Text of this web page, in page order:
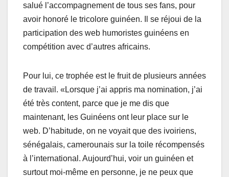
salué l’accompagnement de tous ses fans, pour
avoir honoré le tricolore guinéen. Il se réjoui de la
participation des web humoristes guinéens en
compétition avec d’autres africains.
Pour lui, ce trophée est le fruit de plusieurs années
de travail. «Lorsque j’ai appris ma nomination, j’ai
été très content, parce que je me dis que
maintenant, les Guinéens ont leur place sur le
web. D’habitude, on ne voyait que des ivoiriens,
sénégalais, camerounais sur la toile récompensés
à l’international. Aujourd’hui, voir un guinéen et
surtout moi-même en personne, je ne peux que